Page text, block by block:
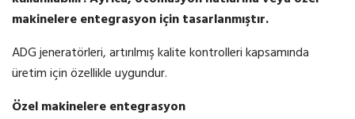
makinelere entegrasyon için tasarlanmıştır.
ADG jeneratörleri, artırılmış kalite kontrolleri kapsamında
üretim için özellikle uygundur.
Özel makinelere entegrasyon